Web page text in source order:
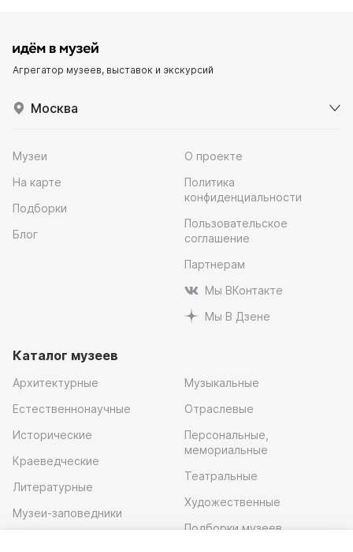
Агрегатор музеев, выставок и экскурсий
Москва
Музеи
На карте
Подборки
Блог
О проекте
Политика
конфиденциальности
Пользовательское
соглашение
Партнерам
Мы ВКонтакте
Мы В Дзене
Каталог музеев
Архитектурные
Естественнонаучные
Исторические
Краеведческие
Литературные
Музеи-заповедники
Музыкальные
Отраслевые
Персональные,
мемориальные
Театральные
Художественные
Подборки музеев